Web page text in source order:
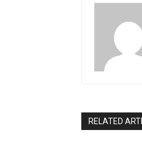
RELATED